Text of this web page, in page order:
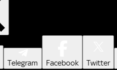
Telegram Facebook Twitter